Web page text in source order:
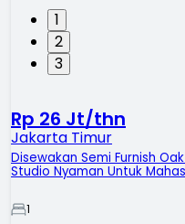
1
2
3
Rp 26 Jt/thn
Jakarta Timur
Disewakan Semi Furnish
Studio Nyaman Untuk
1